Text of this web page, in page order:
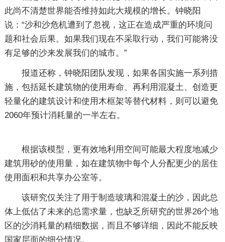
此尚不清楚世界能否维持如此大规模的增长。钟晓阳
说：“沙和沙危机遭到了忽视，这正在造成严重的环境问
题和社会后果。如果我们现在不采取行动，我们可能将没
有足够的沙来发展我们的城市。”
报道还称，钟晓阳团队发现，如果各国实施一系列措
施，包括延长建筑物的使用寿命、再利用混凝土、创造更
轻量化的建筑设计和使用木框架等替代材料，则可以避免
2060年预计消耗量的一半左右。
根据该模型，更有效地利用空间可能最大程度地减少
建筑用砂的使用量，如在建筑物中每个人分配更少的居住
使用面积和共享办公室等。
该研究仅关注了用于制造玻璃和混凝土的沙，因此总
体上低估了未来的总需求量，也缺乏所研究的世界26个地
区的沙消耗量的精细数据，而且不够详细，因此不能反映
国家层面的细分情况。